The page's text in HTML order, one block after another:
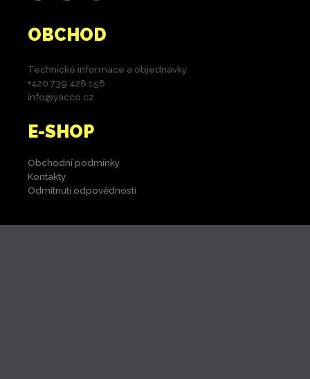
OBCHOD
Technické informace a objednávky
+420 739 428 158
info@yacco.cz
E-SHOP
Obchodní podmínky
Kontakty
Odmítnutí odpovědnosti